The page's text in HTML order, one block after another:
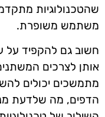
שהטכנולוגיות
משתמש משופרת.
חשוב גם להקפיד על
אותן לצרכים
מתמשכים יכולים
הדפים, מה שלדעת